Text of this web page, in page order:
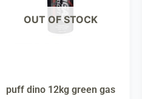
OUT OF STOCK
puff dino 12kg green gas